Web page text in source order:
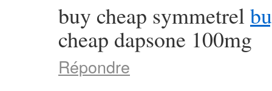
buy cheap symmetrel
cheap dapsone 100mg
Répondre